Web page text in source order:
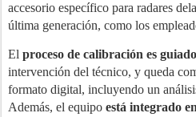
accesorio específico para radares
última generación, como los
El proceso de calibración es
intervención del técnico, y queda
formato digital, incluyendo un
Además, el equipo está integrado